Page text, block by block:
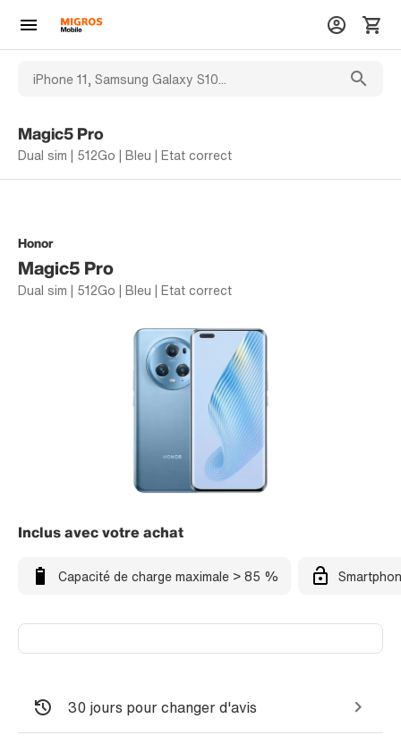
Magic5 Pro
Dual sim | 512Go | Bleu | Etat correct
Honor
Magic5 Pro
Dual sim | 512Go | Bleu | Etat correct
Inclus avec votre achat
Capacité de charge maximale > 85 %
30 jours pour changer d'avis